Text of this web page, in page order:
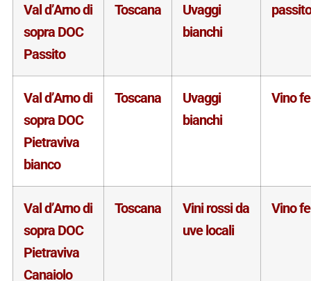
Val d’Arno di
sopra DOC
Passito
Toscana
Uvaggi
bianchi
passito
Val d’Arno di
sopra DOC
Pietraviva
bianco
Toscana
Uvaggi
bianchi
Vino
Val d’Arno di
sopra DOC
Pietraviva
Canaiolo
Toscana
Vini rossi da
uve locali
Vino